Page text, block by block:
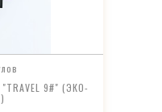
9#" (ЭКО-